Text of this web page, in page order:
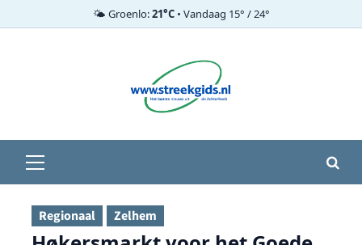
🌤️ Groenlo:21°C• Vandaag 15° / 24°
menu
Regionaal Zelhem